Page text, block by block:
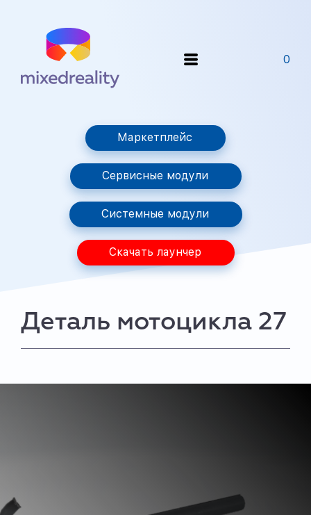
0
Маркетплейс
Сервисные модули
Системные модули
Скачать лаунчер
Деталь мотоцикла 27